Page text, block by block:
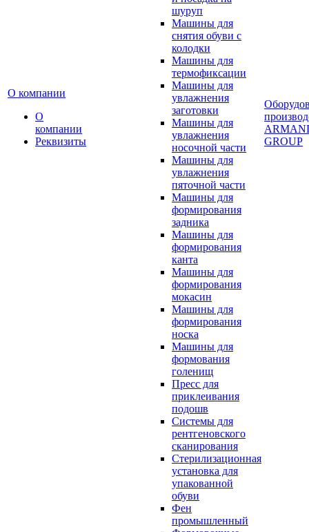
О компании
О
компании
Реквизиты
шуруп
Машины для
снятия обуви с
колодки
Машины для
термофиксации
Машины для
увлажнения
заготовки
Машины для
увлажнения
носочной части
Машины для
увлажнения
пяточной части
Машины для
формирования
задника
Машины для
формирования
канта
Машины для
формирования
мокасин
Машины для
формирования
носка
Машины для
формования
голенищ
Пресс для
приклеивания
подошв
Системы для
рентгеновского
сканирования
Стерилизационная
установка для
упакованной
обуви
Фен
промышленный
GROUP